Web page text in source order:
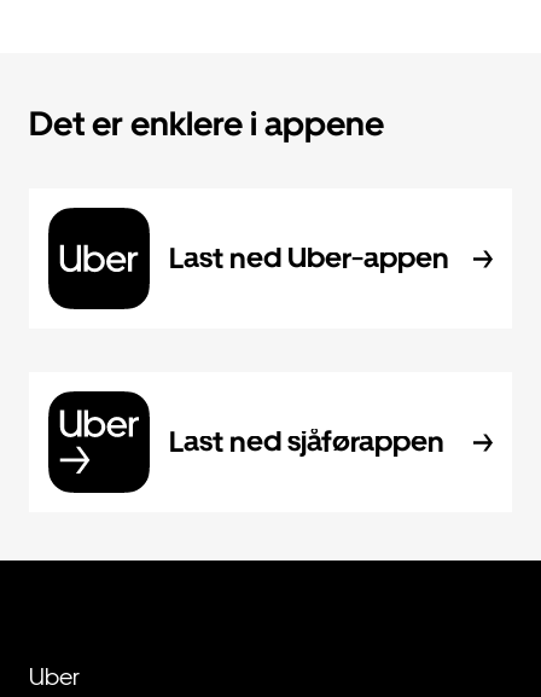
Det er enklere i appene
Last ned Uber-appen
Last ned sjåførappen
Uber